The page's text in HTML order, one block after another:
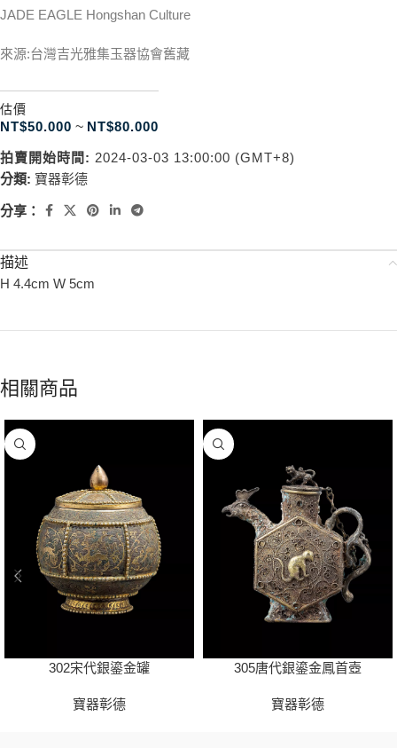
JADE EAGLE Hongshan Culture
來源:台灣吉光雅集玉器協會舊藏
估價
NT$50.000 ~ NT$80.000
拍賣開始時間: 2024-03-03 13:00:00 (GMT+8)
分類: 寶器彰德
分享：
描述
H 4.4cm W 5cm
相關商品
302宋代銀鎏金罐
寶器彰德
305唐代銀鎏金鳳首壺
寶器彰德